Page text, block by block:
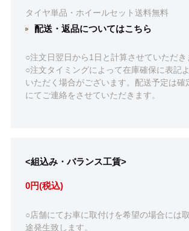
タイヤ単品・ホイールセット送料無料
配送・返品についてはこちら
○注文日翌日から1日と計算させていただき
○注文タイミングによって在庫確保に表記
いただく場合がございます。配送予定は確
にてご連絡をさせていただきます。
<組込み・バランス工賃>
0円(税込)
○店舗にてお車に取付けを希望の場合には
途発生致します。